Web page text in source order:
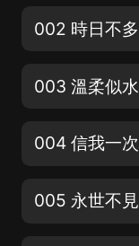
002 時日不多
003 溫柔似水
004 信我一次
005 永世不見